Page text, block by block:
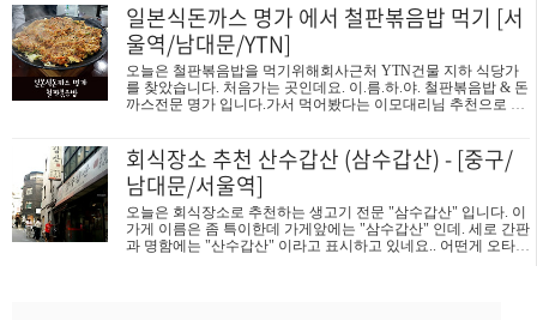
천해주시더군요 ^^제가 또 한정판에 약해서 일단 결제하고 사무
실에서 마셔봤습니다. . . . 우와. 기똥차게 맛있네요딸기우유를
베이스로 신선한 딸기가 씹히는데 달달하면서 정말 맛있습니다.
딸기도 어찌나 많이 들어있던지. 먹는 내내 부족함이 없었습니
다.살다가 이렇게 맛있는 딸기우유, 혹은 음료수는 몇 안될 것 같
군요. 이름처럼 영원해 줬으면 좋겠네요. 사장님이 무슨 짓을 하
신지 모르겠지만 ㅋㅋ 이 맛있..
일본식돈까스 명가 에서 철판볶음밥 먹기 [서
울역/남대문/YTN]
오늘은 철판볶음밥을 먹기위해회사근처 YTN건물 지하 식당가
를 찾았습니다. 처음가는 곳인데요. 이.름.하.야. 철판볶음밥 & 돈
까스전문 명가 입니다.가서 먹어봤다는 이모대리님 추천으로 찾
음엔 잘 찾아왔나 싶었어요아래 간판 때문에요.. 돈까스집이라는
데. 라면판다고 크게도 써놨네요. ㅎ 헷갈리게.. 첫느낌은 좋지 않
네요제가 원래 이것저것 섞어 파는집은 안좋아합니다.철판볶음
밥, 돈까스전문점이라는데... 라면은 왜? 일단 들어와보니 내부는
깔끔합니다.점심에는 손님이 많다는데 저녁시간에는 한산하네
요. 식탁마다있는 메뉴판입니다.돈까스를 팔긴 하네요.. 우동도
팔고.. 냉모밀도 팔고.. 저녁에는 계..
회식장소 추천 산수갑산 (삼수갑산) - [중구/
남대문/서울역]
오늘은 회식장소로 추천하는 생고기 전문 "삼수갑산" 입니다. 이
가게 이름은 좀 특이한데 가게앞에는 "삼수갑산" 인데. 세로 간판
과 명함에는 "산수갑산" 이라고 표시하고 있네요.. 어떤게 오타인